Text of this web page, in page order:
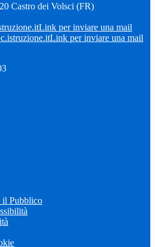
Castro dei Volsci (FR)
Link per inviare una mail
Link per inviare una mail
Pubblico